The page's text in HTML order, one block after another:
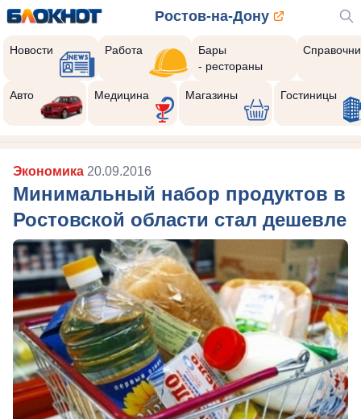
Ростов-на-Дону
Новости Работа
Бары
- рестораны
Авто Медицина Магазины Гостиницы
Экономика 20.09.2016
Минимальный набор продуктов в
Ростовской области стал дешевле